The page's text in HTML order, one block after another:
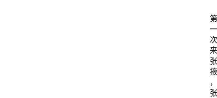
第
一
次
来
张
掖
，
张